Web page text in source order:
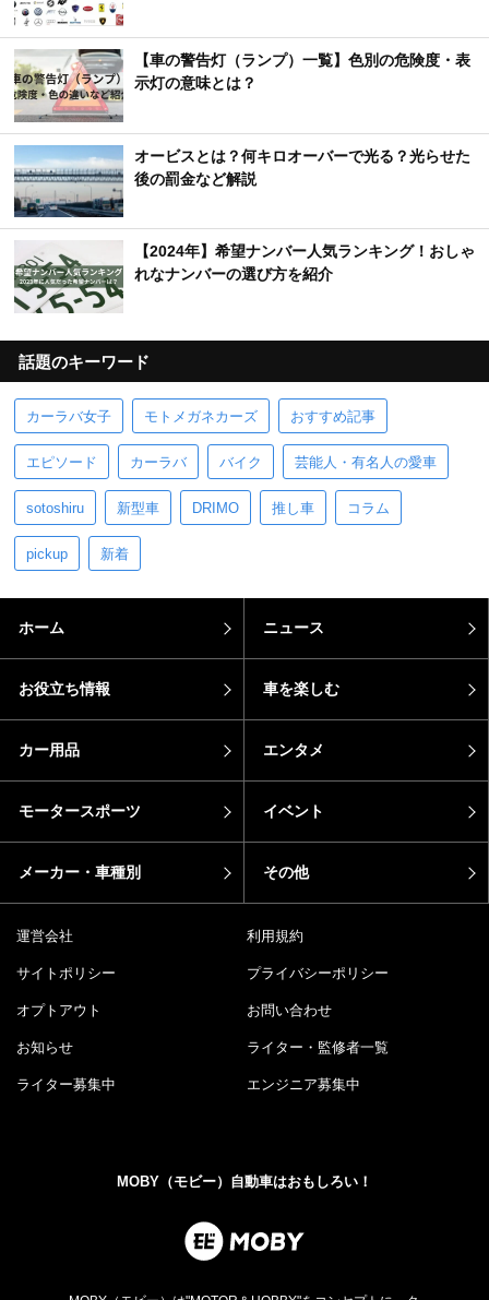
【車の警告灯（ランプ）一覧】色別の危険度・表
示灯の意味とは？
オービスとは？何キロオーバーで光る？光らせた
後の罰金など解説
【2024年】希望ナンバー人気ランキング！おしゃ
れなナンバーの選び方を紹介
話題のキーワード
カーラバ女子 モトメガネカーズ おすすめ記事
エピソード カーラバ バイク 芸能人・有名人の愛車
sotoshiru 新型車 DRIMO 推し車 コラム
pickup 新着
ホーム ニュース
お役立ち情報 車を楽しむ
カー用品 エンタメ
モータースポーツ イベント
メーカー・車種別 その他
運営会社 利用規約
サイトポリシー プライバシーポリシー
オプトアウト お問い合わせ
お知らせ ライター・監修者一覧
ライター募集中 エンジニア募集中
MOBY（モビー）自動車はおもしろい！